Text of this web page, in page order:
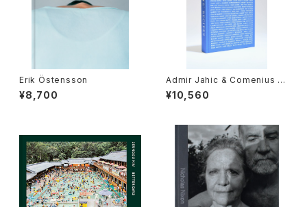
Erik Östensson
¥8,700
Admir Jahic & Comenius R
oethlisberger: Artists’ Reci
pes
¥10,560